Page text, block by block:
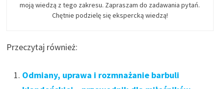
moją wiedzą z tego zakresu. Zapraszam do zadawania pytań.
Chętnie podzielę się ekspercką wiedzą!
Przeczytaj również:
Odmiany, uprawa i rozmnażanie barbuli